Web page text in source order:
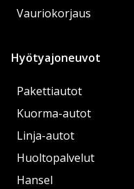
Vauriokorjaus
Hyötyajoneuvot
Pakettiautot
Kuorma-autot
Linja-autot
Huoltopalvelut
Hansel